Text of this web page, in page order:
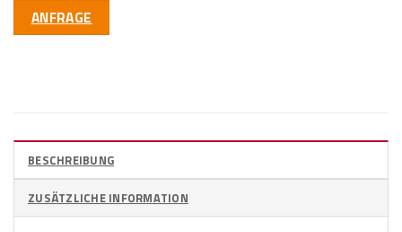
ANFRAGE
BESCHREIBUNG
ZUSÄTZLICHE INFORMATION